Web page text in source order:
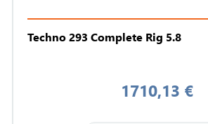
Techno 293 Complete Rig 5.8
1710,13 €